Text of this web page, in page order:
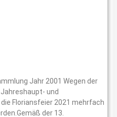
Jahr 2001 Wegen der
und
Floriansfeier 2021 mehrfach
der 13.